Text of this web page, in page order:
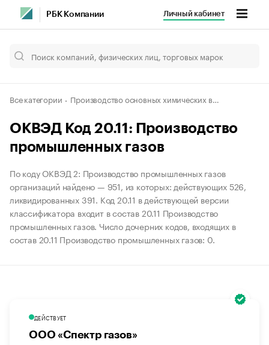
РБК Компании Личный кабинет
Все категории Производство основных химических веществ, удобрений и азотных соединений, пластмасс и синтетического каучука в первичных формах
ОКВЭД Код 20.11: Производство
промышленных газов
По коду ОКВЭД 2: Производство промышленных газов
организаций найдено — 951, из которых: действующих 526,
ликвидированных 391. Код 20.11 в действующей версии
классификатора входит в состав 20.11 Производство
промышленных газов. Число дочерних кодов, входящих в
состав 20.11 Производство промышленных газов: 0.
ДЕЙСТВУЕТ
ООО «Спектр газов»